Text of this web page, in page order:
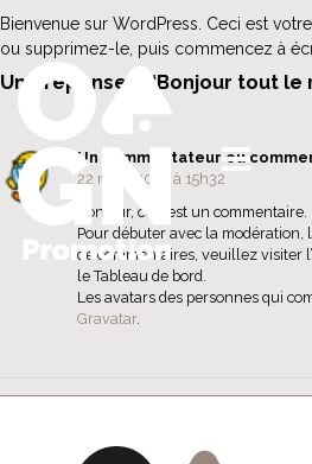
Bienvenue sur WordPress. Ceci est
ou supprimez-le, puis commencez à
Une réponse à “Bonjour tout le
Un commentateur ou
22 mars 2023 à 15h32
Bonjour, ceci est un commentaire.
Pour débuter avec la modération,
de commentaires, veuillez visiter
le Tableau de bord.
Les avatars des personnes qui
Gravatar.